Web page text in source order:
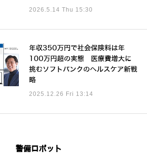
2026.5.14 Thu 15:30
年収350万円で社会保険料は年
100万円超の実態 医療費増大に
挑むソフトバンクのヘルスケア新戦
略
2025.12.26 Fri 13:14
警備ロボット